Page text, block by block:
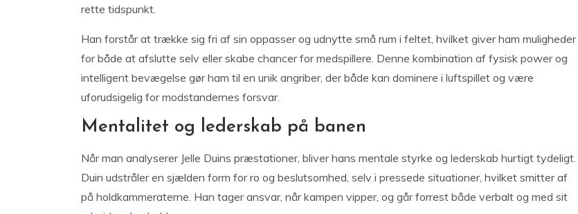
rette tidspunkt.
Han forstår at trække sig fri af sin oppasser og udnytte små rum i feltet, hvilket giver ham muligheder
for både at afslutte selv eller skabe chancer for medspillere. Denne kombination af fysisk power og
intelligent bevægelse gør ham til en unik angriber, der både kan dominere i luftspillet og være
uforudsigelig for modstandernes forsvar.
Mentalitet og lederskab på banen
Når man analyserer Jelle Duins præstationer, bliver hans mentale styrke og lederskab hurtigt tydeligt.
Duin udstråler en sjælden form for ro og beslutsomhed, selv i pressede situationer, hvilket smitter af
på holdkammeraterne. Han tager ansvar, når kampen vipper, og går forrest både verbalt og med sit